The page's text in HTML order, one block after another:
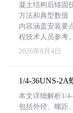
凝土结构后锚固
方法和典型数值
内容涵盖安装要
程技术人员参考。
2026年8月4日
1/4-36UNS-2A
本文详细解析1/
包括外径、螺距